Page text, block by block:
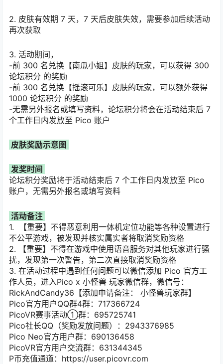
2. 皮肤有效期 7 天，7 天后皮肤失效，需要参加后续活动
再次获取
3. 活动期间，
-前 300 名兑换【南瓜小姐】皮肤的玩家，可以获得 300
论坛积分 的奖励
-前 300 名兑换【摇滚可乐】皮肤的玩家，可以额外获得
1000 论坛积分 的奖励
-无需另外报名或填写资料，论坛积分将会在活动结束后 7
个工作日内发放至 Pico 账户
皮肤奖励示意图
发奖时间
论坛积分奖励将于活动结束后 7 个工作日内发放至 Pico
账户，无需另外报名或填写资料
活动备注
1. 【重要】不得恶意利用一体机定位功能等各种设置进行
不公平游戏，被发现并核实属实者将取消奖励资格
2. 【重要】不得在游戏中使用语音服务对其他玩家进行骚
扰，发现第一次警告，第二次直接取消奖励资格
3. 在活动过程中遇到任何问题可以微信添加 Pico 官方工
作人员，进入Pico x 小怪兽 玩家微信群，微信号：
RickAndCandy36【添加申请备注： 小怪兽玩家群】
Pico官方用户QQ群4群：717366724
PicoVR赛事活动①群：695725741
Pico社长QQ（奖励发放问题）：2943376985
Pico Neo官方用户群：690136458
PicoVR官方用户交流群：631344345
P币充值通道：https://user.picovr.com